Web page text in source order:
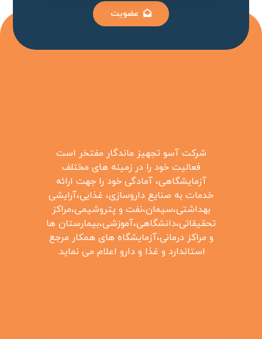
عضویت
شرکت آسو تجهیز ماندگار مفتخر است
فعالیت خود را در زمینه های مختلف
آزمایشگاهی، آمادگی خود را جهت ارائه
خدمات به صنایع داروسازی، غذایی،آرایشی
بهداشتی،سیمان،نفت و پتروشیمی،مراکز
تحقیقاتی،دانشگاهی،آموزشی،بیمارستان ها
و مراکز درمانی،آزمایشگاه های همکار مرجع
استاندارد و غذا و دارو اعلام می نماید.